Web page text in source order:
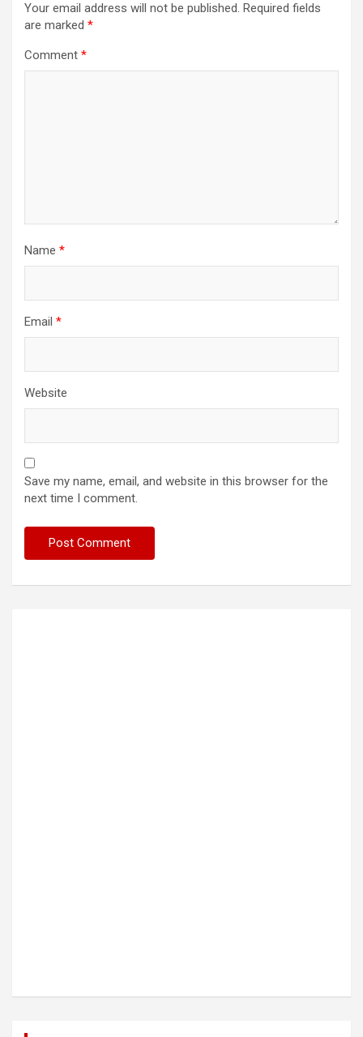
Your email address will not be published. Required fields
are marked *
Comment *
Name *
Email *
Website
Save my name, email, and website in this browser for the
next time I comment.